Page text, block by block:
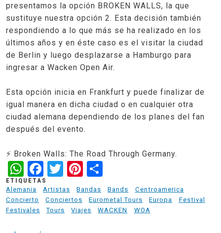
presentamos la opción BROKEN WALLS, la que
sustituye nuestra opción 2. Esta decisión también
respondiendo a lo que más se ha realizado en los
últimos años y en éste caso es el visitar la ciudad
de Berlin y luego desplazarse a Hamburgo para
ingresar a Wacken Open Air.
Esta opción inicia en Frankfurt y puede finalizar de
igual manera en dicha ciudad o en cualquier otra
ciudad alemana dependiendo de los planes del fan
después del evento.
⚡ Broken Walls: The Road Through Germany.
WhatsApp
Facebook
TwitterPinterest
ETIQUETAS
Alemania
Artistas Bandas Bands
Centroamerica
Concierto
Conciertos Eurometal Tours Europa
Festival
Festivales
Tours Viajes WACKEN WOA